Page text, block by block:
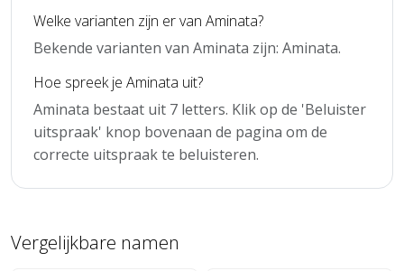
Welke varianten zijn er van Aminata?
Bekende varianten van Aminata zijn: Aminata.
Hoe spreek je Aminata uit?
Aminata bestaat uit 7 letters. Klik op de 'Beluister
uitspraak' knop bovenaan de pagina om de
correcte uitspraak te beluisteren.
Vergelijkbare namen